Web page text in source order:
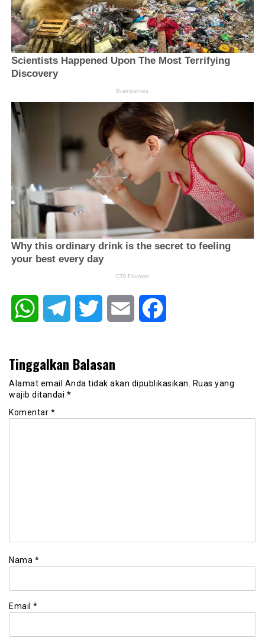
WhatsAppTelegram Twitter Email
Tinggalkan Balasan
Alamat email Anda tidak akan dipublikasikan.
Ruas yang
wajib ditandai *
Komentar *
Nama *
Email *